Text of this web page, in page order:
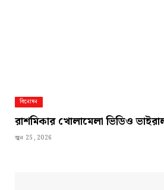
বিনোদন
রাশমিকার খোলামেলা ভিডিও
জুন 25, 2026